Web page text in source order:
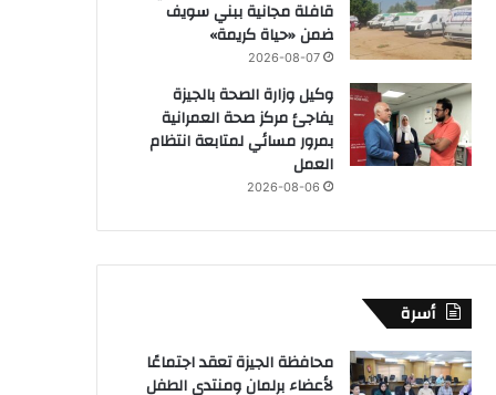
قافلة مجانية ببني سويف
ضمن «حياة كريمة»
2026-08-07
وكيل وزارة الصحة بالجيزة
يفاجئ مركز صحة العمرانية
بمرور مسائي لمتابعة انتظام
العمل
2026-08-06
أسرة
محافظة الجيزة تعقد اجتماعًا
لأعضاء برلمان ومنتدى الطفل